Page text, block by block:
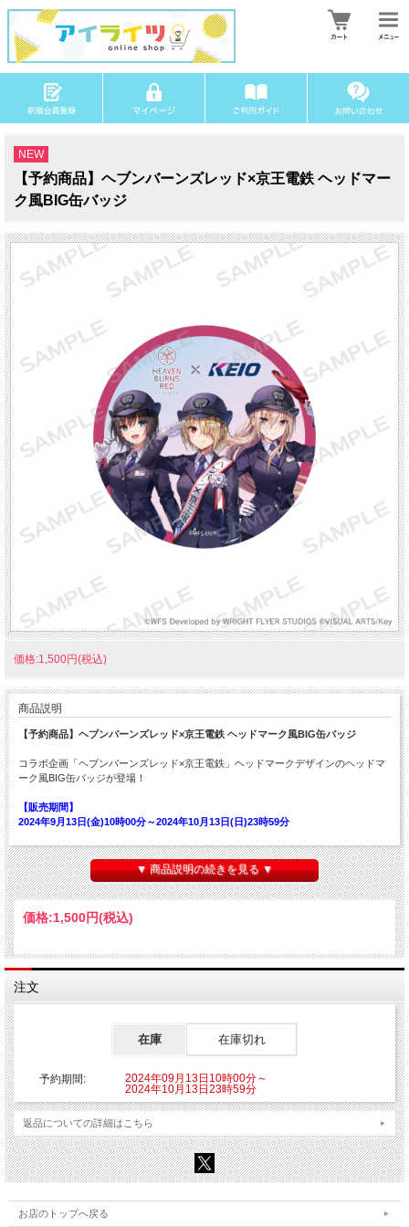
NEW
【予約商品】ヘブンバーンズレッド×京王電鉄 ヘッドマー
ク風BIG缶バッジ
価格:1,500円(税込)
商品説明
【予約商品】ヘブンバーンズレッド×京王電鉄 ヘッドマーク風BIG缶バッジ
コラボ企画「ヘブンバーンズレッド×京王電鉄」ヘッドマークデザインのヘッドマ
ーク風BIG缶バッジが登場！
【販売期間】
2024年9月13日(金)10時00分～2024年10月13日(日)23時59分
【発送予定】
2024年12月上旬頃予定頃より随時発送となります。
■種類：1種
■販売形態:オープン仕様
■サイズ：φ150mm
安全ピン：鉄
ラミネート：PP
印刷紙：紙
裏面スタンド部分：合紙
※こちらの商品はご注文時にクレジットカード決済承認（課金）を行います。予め
い。
※他商品と一緒に購入した場合、予約商品と一緒に発送となります。
©WFS Developed by WRIGHT FLYER STUDIOS ©VISUAL ARTS/Key
▼ 商品説明の続きを見る ▼
価格:1,500円(税込)
注文
在庫 在庫切れ
予約期間:
2024年09月13日10時00分～
2024年10月13日23時59分
返品についての詳細はこちら
お店のトップへ戻る